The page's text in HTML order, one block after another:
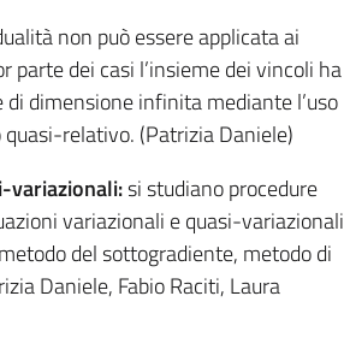
non può essere applicata ai
dei casi l’insieme dei vincoli ha
dimensione infinita mediante l’uso
relativo. (Patrizia Daniele)
variazionali:si studiano procedure
variazionali e quasi-variazionali
del sottogradiente, metodo di
Daniele, Fabio Raciti, Laura